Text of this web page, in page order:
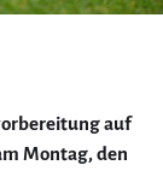
auf
Montag, den